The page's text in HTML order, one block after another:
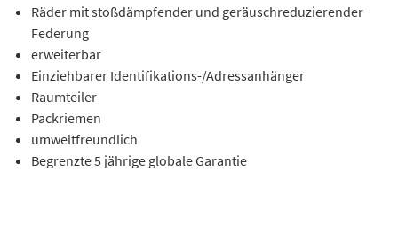
Räder mit stoßdämpfender und geräuschreduzierender
Federung
erweiterbar
Einziehbarer Identifikations-/Adressanhänger
Raumteiler
Packriemen
umweltfreundlich
Begrenzte 5 jährige globale Garantie